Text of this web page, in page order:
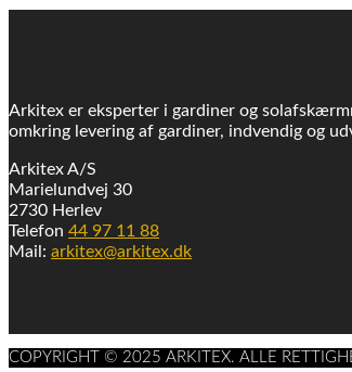
Arkitex er eksperter i gardiner og
omkring levering af gardiner, indvendig og
Arkitex A/S
Marielundvej 30
2730 Herlev
Telefon 44 97 11 88
Mail: arkitex@arkitex.dk
COPYRIGHT © 2025 ARKITEX. ALLE